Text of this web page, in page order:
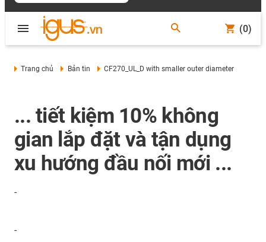
(0)
Trang chủ Bản tin CF270_UL_D with smaller outer diameter
... tiết kiệm 10% không
gian lắp đặt và tận dụng
xu hướng đầu nối mới ...
-
-